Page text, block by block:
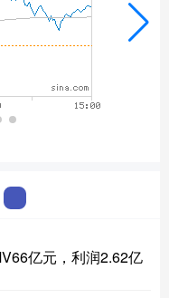
亿元，利润2.62亿